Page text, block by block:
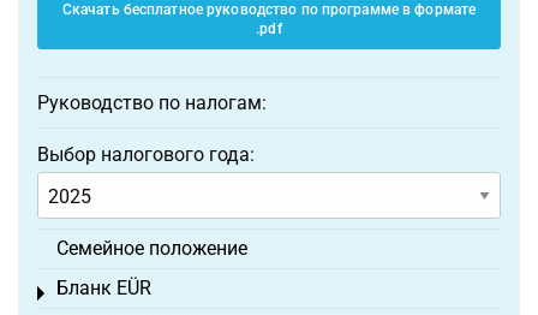
Скачать бесплатное руководство по программе в формате
.pdf
Руководство по налогам:
Выбор налогового года:
Семейное положение
Бланк EÜR
Toggle menu